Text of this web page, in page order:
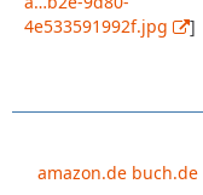
4e533591992f.jpg
]
amazon.de buch.de